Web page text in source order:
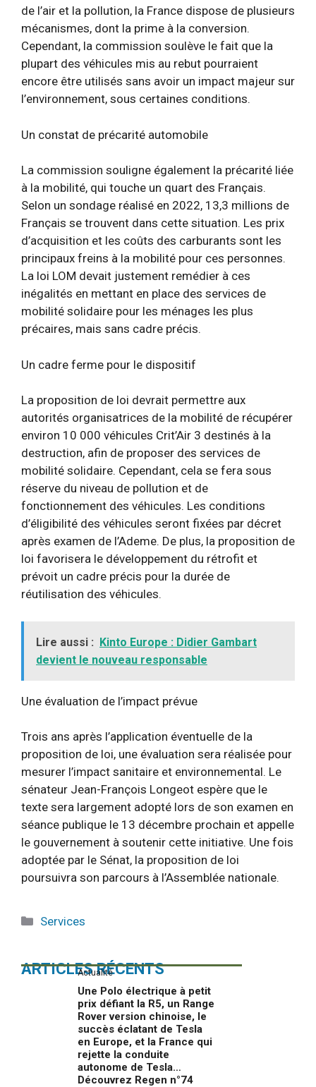
de l’air et la pollution, la France dispose de plusieurs
mécanismes, dont la prime à la conversion.
Cependant, la commission soulève le fait que la
plupart des véhicules mis au rebut pourraient
encore être utilisés sans avoir un impact majeur sur
l’environnement, sous certaines conditions.
Un constat de précarité automobile
La commission souligne également la précarité liée
à la mobilité, qui touche un quart des Français.
Selon un sondage réalisé en 2022, 13,3 millions de
Français se trouvent dans cette situation. Les prix
d’acquisition et les coûts des carburants sont les
principaux freins à la mobilité pour ces personnes.
La loi LOM devait justement remédier à ces
inégalités en mettant en place des services de
mobilité solidaire pour les ménages les plus
précaires, mais sans cadre précis.
Un cadre ferme pour le dispositif
La proposition de loi devrait permettre aux
autorités organisatrices de la mobilité de récupérer
environ 10 000 véhicules Crit’Air 3 destinés à la
destruction, afin de proposer des services de
mobilité solidaire. Cependant, cela se fera sous
réserve du niveau de pollution et de
fonctionnement des véhicules. Les conditions
d’éligibilité des véhicules seront fixées par décret
après examen de l’Ademe. De plus, la proposition de
loi favorisera le développement du rétrofit et
prévoit un cadre précis pour la durée de
réutilisation des véhicules.
Lire aussi : Kinto Europe : Didier Gambart
devient le nouveau responsable
Une évaluation de l’impact prévue
Trois ans après l’application éventuelle de la
proposition de loi, une évaluation sera réalisée pour
mesurer l’impact sanitaire et environnemental. Le
sénateur Jean-François Longeot espère que le
texte sera largement adopté lors de son examen en
séance publique le 13 décembre prochain et appelle
le gouvernement à soutenir cette initiative. Une fois
adoptée par le Sénat, la proposition de loi
poursuivra son parcours à l’Assemblée nationale.
Catégories
Services
ARTICLES RÉCENTS
Actualité
Une Polo électrique à petit
prix défiant la R5, un Range
Rover version chinoise, le
succès éclatant de Tesla
en Europe, et la France qui
rejette la conduite
autonome de Tesla…
Découvrez Regen n°74